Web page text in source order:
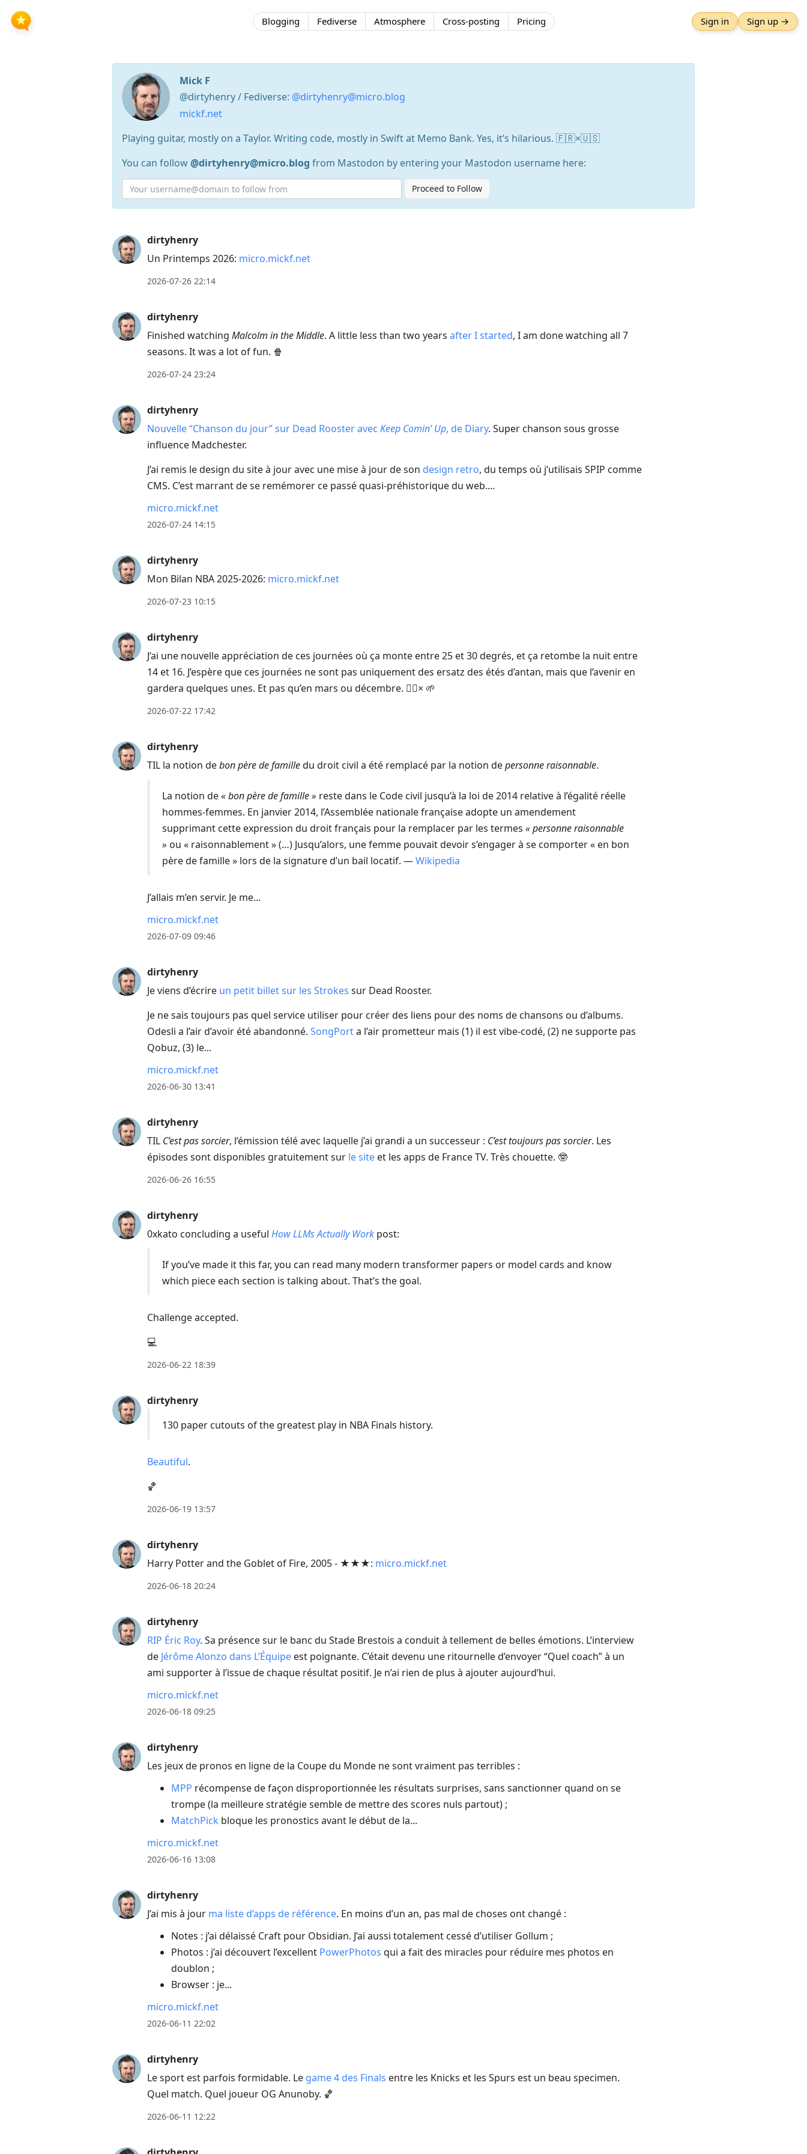
Blogging Fediverse Atmosphere Cross-posting Pricing Sign in Sign up →
Mick F
@dirtyhenry / Fediverse: @dirtyhenry@micro.blog
mickf.net
Playing guitar, mostly on a Taylor. Writing code, mostly in Swift at Memo Bank. Yes, it’s hilarious. 🇫🇷×🇺🇸
You can follow@dirtyhenry@micro.blog from Mastodon by entering your Mastodon username here:
Proceed to Follow
Arrow
Down
next
post,
move
to
previous
post,
Enter
to
dirtyhenry
Un Printemps 2026: micro.mickf.net
2026-07-26 22:14
dirtyhenry
Finished watching Malcolm in the Middle. A little less than two years after I started, I am done watching all 7
seasons. It was a lot of fun. 🍿
2026-07-24 23:24
dirtyhenry
Nouvelle “Chanson du jour” sur Dead Rooster avec Keep Comin’ Up, de Diary. Super chanson sous grosse
influence Madchester.
J’ai remis le design du site à jour avec une mise à jour de son design retro, du temps où j’utilisais SPIP comme
CMS. C’est marrant de se remémorer ce passé quasi-préhistorique du web....
micro.mickf.net
2026-07-24 14:15
dirtyhenry
Mon Bilan NBA 2025-2026: micro.mickf.net
2026-07-23 10:15
dirtyhenry
J’ai une nouvelle appréciation de ces journées où ça monte entre 25 et 30 degrés, et ça retombe la nuit entre
14 et 16. J’espère que ces journées ne sont pas uniquement des ersatz des étés d’antan, mais que l’avenir en
gardera quelques unes. Et pas qu’en mars ou décembre. 🧘‍♂️× 🌱
2026-07-22 17:42
dirtyhenry
TIL la notion debon père de familledu droit civil a été remplacé par la notion depersonne raisonnable.
La notion de« bon père de famille » reste dans le Code civil jusqu’à la loi de 2014 relative à l’égalité réelle
hommes-femmes. En janvier 2014, l’Assemblée nationale française adopte un amendement
supprimant cette expression du droit français pour la remplacer par les termes « personne raisonnable
» ou « raisonnablement » (…) Jusqu’alors, une femme pouvait devoir s’engager à se comporter « en bon
père de famille » lors de la signature d’un bail locatif. —Wikipedia
J’allais m’en servir. Je me...
micro.mickf.net
2026-07-09 09:46
dirtyhenry
Je viens d’écrire un petit billet sur les Strokes sur Dead Rooster.
Je ne sais toujours pas quel service utiliser pour créer des liens pour des noms de chansons ou d’albums.
Odesli a l’air d’avoir été abandonné. SongPorta l’air prometteur mais (1) il est vibe-codé, (2) ne supporte pas
Qobuz, (3) le...
micro.mickf.net
2026-06-30 13:41
dirtyhenry
TIL C’est pas sorcier, l’émission télé avec laquelle j’ai grandi a un successeur : C’est toujours pas sorcier. Les
épisodes sont disponibles gratuitement sur le site et les apps de France TV. Très chouette. 🤓
2026-06-26 16:55
dirtyhenry
0xkato concluding a useful How LLMs Actually Work post:
If you’ve made it this far, you can read many modern transformer papers or model cards and know
which piece each section is talking about. That’s the goal.
Challenge accepted.
💻
2026-06-22 18:39
dirtyhenry
130 paper cutouts of the greatest play in NBA Finals history.
Beautiful.
🏀
2026-06-19 13:57
dirtyhenry
Harry Potter and the Goblet of Fire, 2005 - ★★★: micro.mickf.net
2026-06-18 20:24
dirtyhenry
RIP Éric Roy. Sa présence sur le banc du Stade Brestois a conduit à tellement de belles émotions. L’interview
de Jérôme Alonzo dans L’Équipe est poignante. C’était devenu une ritournelle d’envoyer “Quel coach” à un
ami supporter à l’issue de chaque résultat positif. Je n’ai rien de plus à ajouter aujourd’hui.
micro.mickf.net
2026-06-18 09:25
dirtyhenry
Les jeux de pronos en ligne de la Coupe du Monde ne sont vraiment pas terribles :
MPP récompense de façon disproportionnée les résultats surprises, sans sanctionner quand on se
trompe (la meilleure stratégie semble de mettre des scores nuls partout) ;
MatchPick bloque les pronostics avant le début de la...
micro.mickf.net
2026-06-16 13:08
dirtyhenry
J’ai mis à jour ma liste d’apps de référence. En moins d’un an, pas mal de choses ont changé :
Notes : j’ai délaissé Craft pour Obsidian. J’ai aussi totalement cessé d’utiliser Gollum ;
Photos : j’ai découvert l’excellent PowerPhotos qui a fait des miracles pour réduire mes photos en
doublon ;
Browser : je...
micro.mickf.net
2026-06-11 22:02
dirtyhenry
Le sport est parfois formidable. Le game 4 des Finals entre les Knicks et les Spurs est un beau specimen.
Quel match. Quel joueur OG Anunoby. 🏀
2026-06-11 12:22